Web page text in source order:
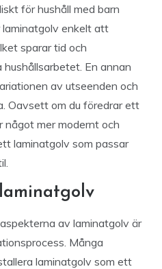
för hushåll med barn
laminatgolv enkelt att
sparar tid och
En annan
av utseenden och
Oavsett om du föredrar ett
något mer modernt och
laminatgolv som passar
av laminatgolv är
Många
laminatgolv som ett